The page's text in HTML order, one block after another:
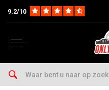
9.2/10
Home Plastics & Decals